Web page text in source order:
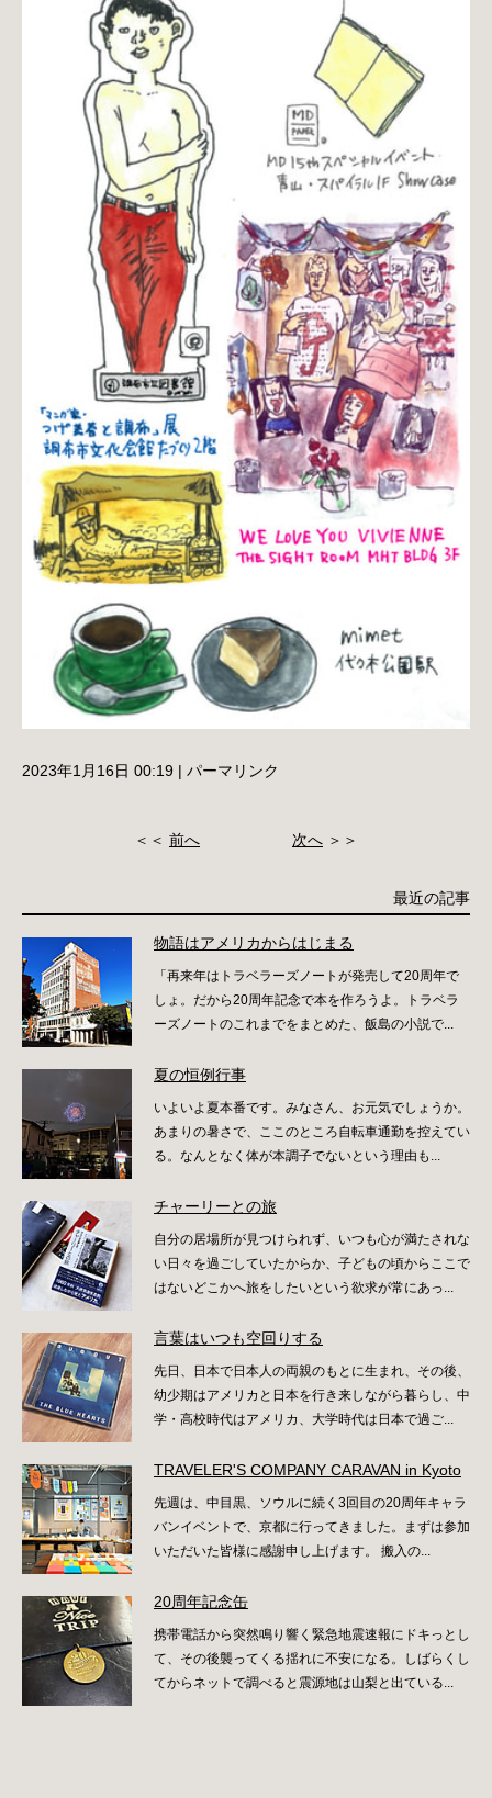
2023年1月16日 00:19 | パーマリンク
＜＜ 前へ 次へ ＞＞
最近の記事
物語はアメリカからはじまる
「再来年はトラベラーズノートが発売して20周年で
しょ。だから20周年記念で本を作ろうよ。トラベラ
ーズノートのこれまでをまとめた、飯島の小説で...
夏の恒例行事
いよいよ夏本番です。みなさん、お元気でしょうか。
あまりの暑さで、ここのところ自転車通勤を控えてい
る。なんとなく体が本調子でないという理由も...
チャーリーとの旅
自分の居場所が見つけられず、いつも心が満たされな
い日々を過ごしていたからか、子どもの頃からここで
はないどこかへ旅をしたいという欲求が常にあっ...
言葉はいつも空回りする
先日、日本で日本人の両親のもとに生まれ、その後、
幼少期はアメリカと日本を行き来しながら暮らし、中
学・高校時代はアメリカ、大学時代は日本で過ご...
TRAVELER'S COMPANY CARAVAN in Kyoto
先週は、中目黒、ソウルに続く3回目の20周年キャラ
バンイベントで、京都に行ってきました。まずは参加
いただいた皆様に感謝申し上げます。 搬入の...
20周年記念缶
携帯電話から突然鳴り響く緊急地震速報にドキっとし
て、その後襲ってくる揺れに不安になる。しばらくし
てからネットで調べると震源地は山梨と出ている...